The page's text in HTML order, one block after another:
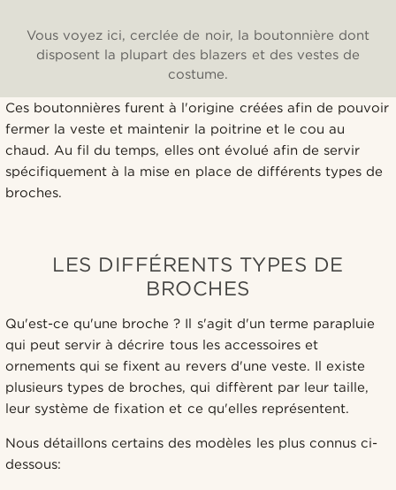
Vous voyez ici, cerclée de noir, la boutonnière dont
disposent la plupart des blazers et des vestes de
costume.
Ces boutonnières furent à l'origine créées afin de pouvoir
fermer la veste et maintenir la poitrine et le cou au
chaud. Au fil du temps, elles ont évolué afin de servir
spécifiquement à la mise en place de différents types de
broches.
LES DIFFÉRENTS TYPES DE
BROCHES
Qu'est-ce qu'une broche ? Il s'agit d'un terme parapluie
qui peut servir à décrire tous les accessoires et
ornements qui se fixent au revers d'une veste. Il existe
plusieurs types de broches, qui diffèrent par leur taille,
leur système de fixation et ce qu'elles représentent.
Nous détaillons certains des modèles les plus connus ci-
dessous: